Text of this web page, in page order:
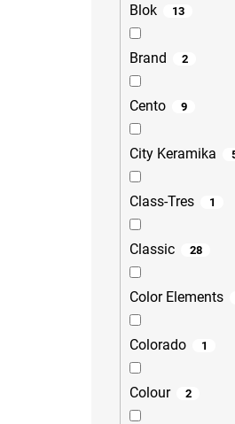
Blok 13
Brand 2
Cento 9
City Keramika
Class-Tres 1
Classic 28
Color Elements
Colorado 1
Colour 2